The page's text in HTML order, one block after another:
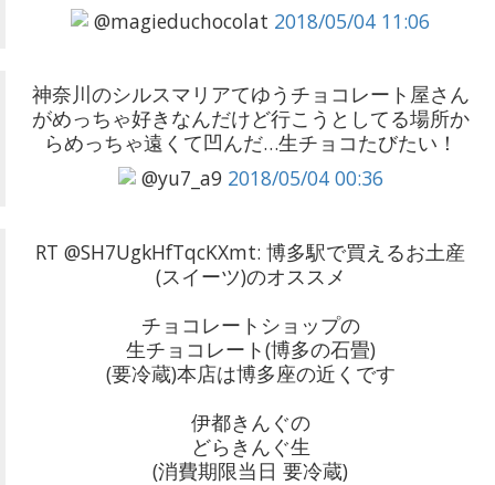
@magieduchocolat 2018/05/04 11:06
神奈川のシルスマリアてゆうチョコレート屋さん
がめっちゃ好きなんだけど行こうとしてる場所か
らめっちゃ遠くて凹んだ…生チョコたびたい！
@yu7_a9 2018/05/04 00:36
RT @SH7UgkHfTqcKXmt: 博多駅で買えるお土産
(スイーツ)のオススメ
チョコレートショップの
生チョコレート(博多の石畳)
(要冷蔵)本店は博多座の近くです
伊都きんぐの
どらきんぐ生
(消費期限当日 要冷蔵)